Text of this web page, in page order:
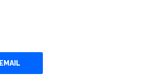
EMAIL